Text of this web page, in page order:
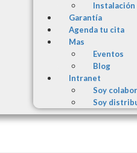
Instalación
Garantía
Agenda tu cita
Mas
Eventos
Blog
Intranet
Soy
Soy